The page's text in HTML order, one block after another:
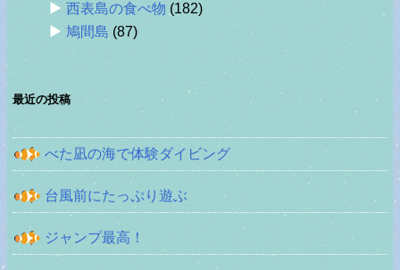
西表島の食べ物 (182)
鳩間島 (87)
最近の投稿
べた凪の海で体験ダイビング
台風前にたっぷり遊ぶ
ジャンプ最高！